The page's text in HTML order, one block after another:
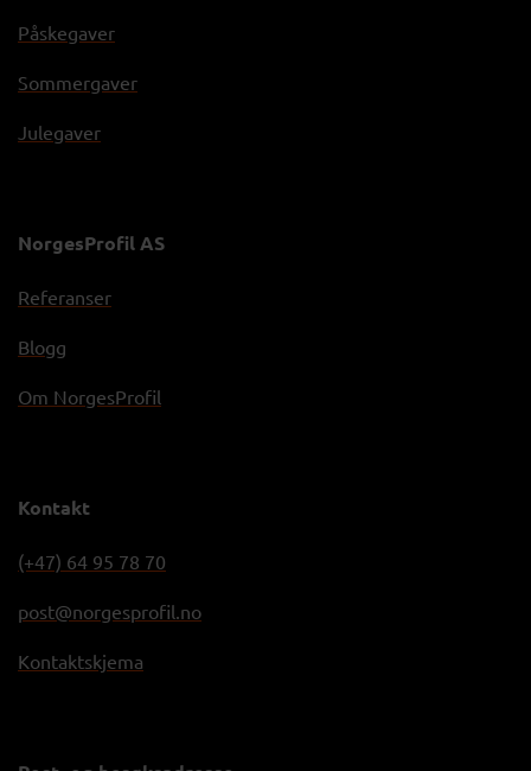
Påskegaver
Sommergaver
Julegaver
NorgesProfil AS
Referanser
Blogg
Om NorgesProfil
Kontakt
(+47) 64 95 78 70
post@norgesprofil.no
Kontaktskjema